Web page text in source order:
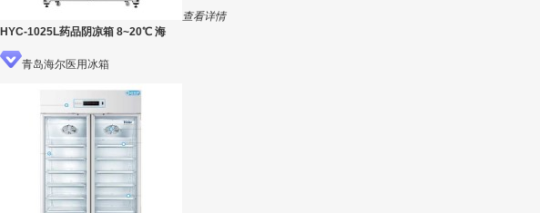
查看详情
HYC-1025L药品阴凉箱 8~20℃ 海
青岛海尔医用冰箱